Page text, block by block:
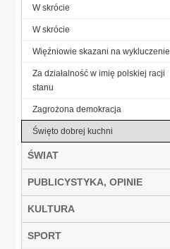
W skrócie
W skrócie
Więźniowie skazani na wykluczenie
Za działalność w imię polskiej racji
stanu
Zagrożona demokracja
Święto dobrej kuchni
ŚWIAT
PUBLICYSTYKA, OPINIE
KULTURA
SPORT